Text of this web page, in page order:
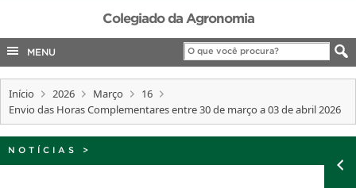
Legislação
Canais
ACESSO À INFORMAÇÃO
AUDITORIA
COBALTO
CONCURSOS
INTERNACIONAL
Colegiado da Agronomia
MENU
Início 2026 Março
16
Envio das Horas Complementares entre 30 de março a 03 de abril 2026
NOTÍCIAS >